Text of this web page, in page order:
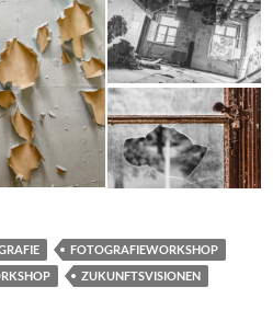
FOTOGRAFIEWORKSHOP
ZUKUNFTSVISIONEN